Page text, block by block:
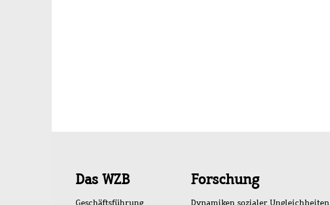
Schnellzugriff
Das WZB Forschung